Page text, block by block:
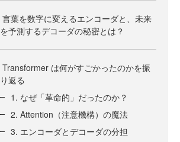
言葉を数字に変えるエンコーダと、未来
を予測するデコーダの秘密とは？
Transformer は何がすごかったのかを振
り返る
1. なぜ「革命的」だったのか？
2. Attention（注意機構）の魔法
3. エンコーダとデコーダの分担